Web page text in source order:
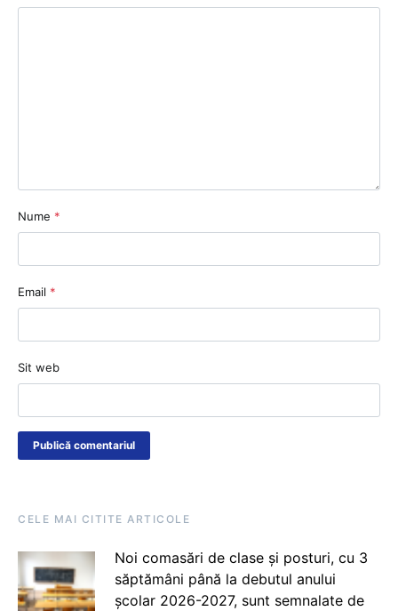
Nume *
Email *
Sit web
CELE MAI CITITE ARTICOLE
Noi comasări de clase și posturi, cu 3
săptămâni până la debutul anului
școlar 2026-2027, sunt semnalate de